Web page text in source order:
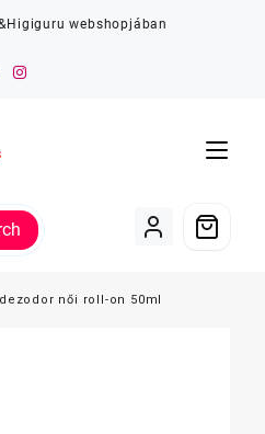
webshopjában
női roll-on 50ml